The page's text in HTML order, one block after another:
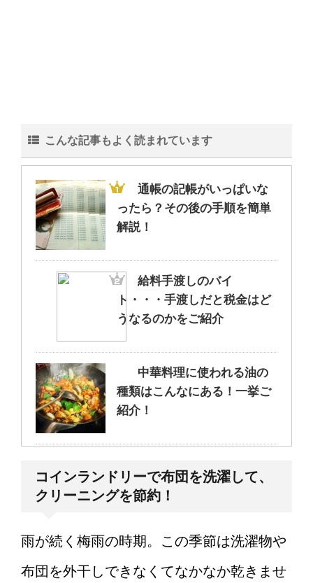
こんな記事もよく読まれています
通帳の記帳がいっぱいな
ったら？その後の手順を簡単
解説！
給料手渡しのバイ
ト・・・手渡しだと税金はど
うなるのかをご紹介
中華料理に使われる油の
種類はこんなにある！一挙ご
紹介！
い・・・私だけでしょうか？
愚痴ばかり言う彼氏への対応
コインランドリーで布団を洗濯して、
クリーニングを節約！
雨が続く梅雨の時期。この季節は洗濯物や
布団を外干しできなくてなかなか乾きませ